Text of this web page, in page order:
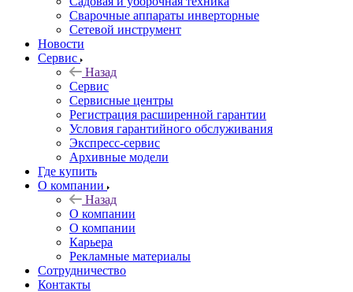
Сварочные аппараты инверторные
Сетевой инструмент
Новости
Сервис
Назад
Сервис
Сервисные центры
Регистрация расширенной гарантии
Условия гарантийного обслуживания
Экспресс-сервис
Архивные модели
Где купить
О компании
Назад
О компании
О компании
Карьера
Рекламные материалы
Сотрудничество
Контакты